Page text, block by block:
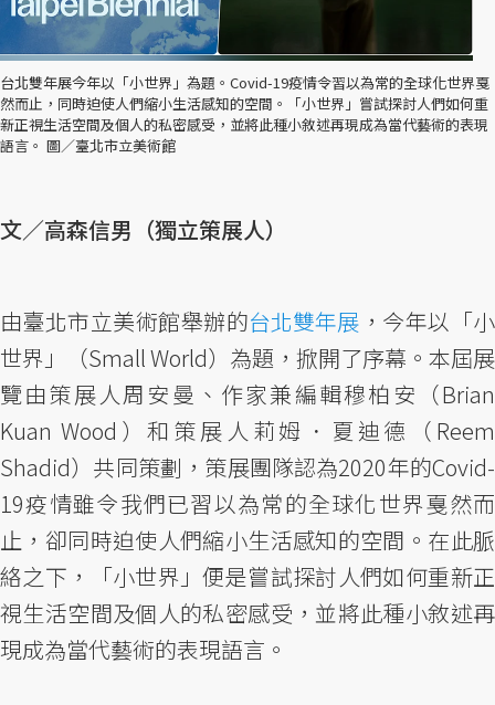
台北雙年展今年以「小世界」為題。Covid-19疫情令習以為常的全球化世界戛
然而止，同時迫使人們縮小生活感知的空間。「小世界」嘗試探討人們如何重
新正視生活空間及個人的私密感受，並將此種小敘述再現成為當代藝術的表現
語言。 圖／臺北市立美術館
文／高森信男（獨立策展人）
由臺北市立美術館舉辦的台北雙年展 ，今年以「小
世界」（Small World）為題，掀開了序幕。本屆展
覽由策展人周安曼、作家兼編輯穆柏安（Brian
Kuan Wood）和策展人莉姆．夏迪德（Reem
Shadid）共同策劃，策展團隊認為2020年的Covid-
19疫情雖令我們已習以為常的全球化世界戛然而
止，卻同時迫使人們縮小生活感知的空間。在此脈
絡之下，「小世界」便是嘗試探討人們如何重新正
視生活空間及個人的私密感受，並將此種小敘述再
現成為當代藝術的表現語言。